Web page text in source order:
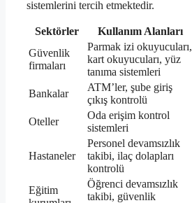
sistemlerini tercih etmektedir.
Sektörler
Kullanım Alanları
Güvenlik
firmaları
Parmak izi okuyucuları,
kart okuyucuları, yüz
tanıma sistemleri
Bankalar
ATM’ler, şube giriş
çıkış kontrolü
Oteller
Oda erişim kontrol
sistemleri
Hastaneler
Personel devamsızlık
takibi, ilaç dolapları
kontrolü
Eğitim
Öğrenci devamsızlık
takibi, güvenlik